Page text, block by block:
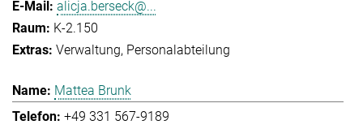
alicja.berseck@...
K-2.150
Verwaltung Personalabteilung
Mattea Brunk
+49 331 567-9189